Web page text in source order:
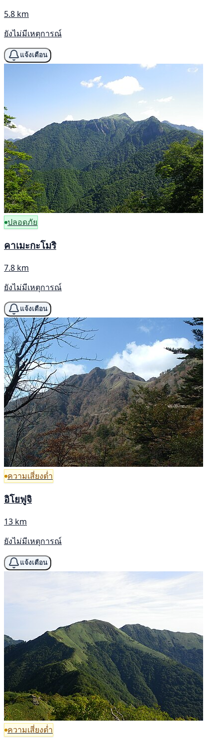
5.8 km
ยังไม่มีเหตุการณ์
แจ้งเตือน
ปลอดภัย
คาเมะกะโมริ
7.8 km
ยังไม่มีเหตุการณ์
แจ้งเตือน
ความเสี่ยงต่ำ
อิโยฟูจิ
13 km
ยังไม่มีเหตุการณ์
แจ้งเตือน
ความเสี่ยงต่ำ